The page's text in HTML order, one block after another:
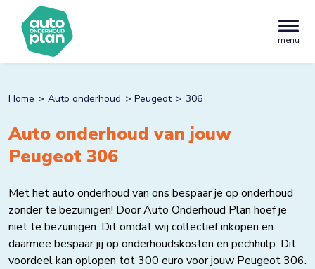
menu
Home Auto onderhoud Peugeot 306
Auto onderhoud van jouw
Peugeot 306
Met het auto onderhoud van ons bespaar je op onderhoud
zonder te bezuinigen! Door Auto Onderhoud Plan hoef je
niet te bezuinigen. Dit omdat wij collectief inkopen en
daarmee bespaar jij op onderhoudskosten en pechhulp. Dit
voordeel kan oplopen tot 300 euro voor jouw Peugeot 306.